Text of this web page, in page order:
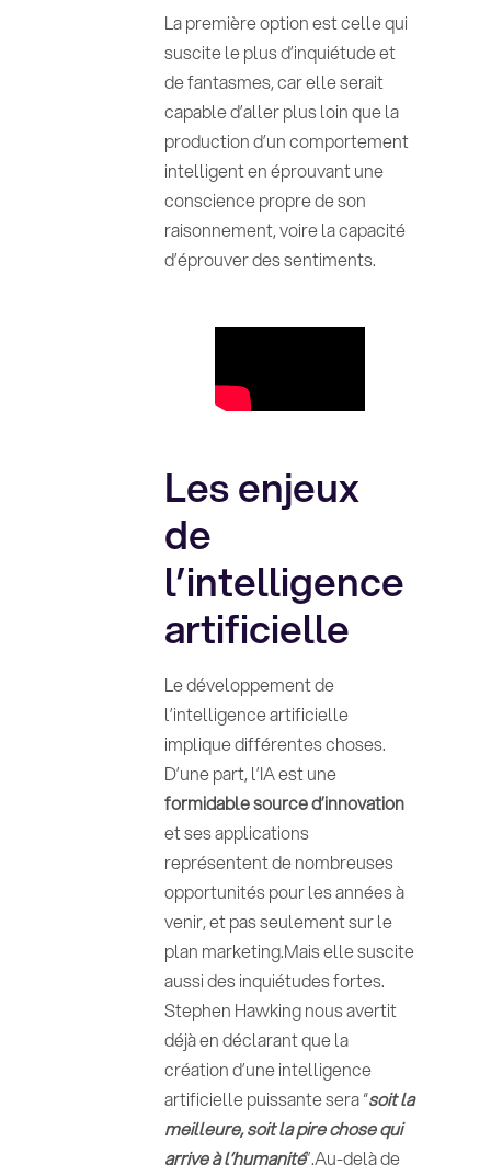
La première option est celle qui
suscite le plus d’inquiétude et
de fantasmes, car elle serait
capable d’aller plus loin que la
production d’un comportement
intelligent en éprouvant une
conscience propre de son
raisonnement, voire la capacité
d’éprouver des sentiments.
Les enjeux
de
l’intelligence
artificielle
Le développement de
l’intelligence artificielle
implique différentes choses.
D’une part, l’IA est une
formidable source d’innovation
et ses applications
représentent de nombreuses
opportunités pour les années à
venir, et pas seulement sur le
plan marketing.Mais elle suscite
aussi des inquiétudes fortes.
Stephen Hawking nous avertit
déjà en déclarant que la
création d’une intelligence
artificielle puissante sera “soit la
meilleure, soit la pire chose qui
arrive à l’humanité”.Au-delà de